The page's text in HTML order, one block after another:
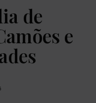
de
e